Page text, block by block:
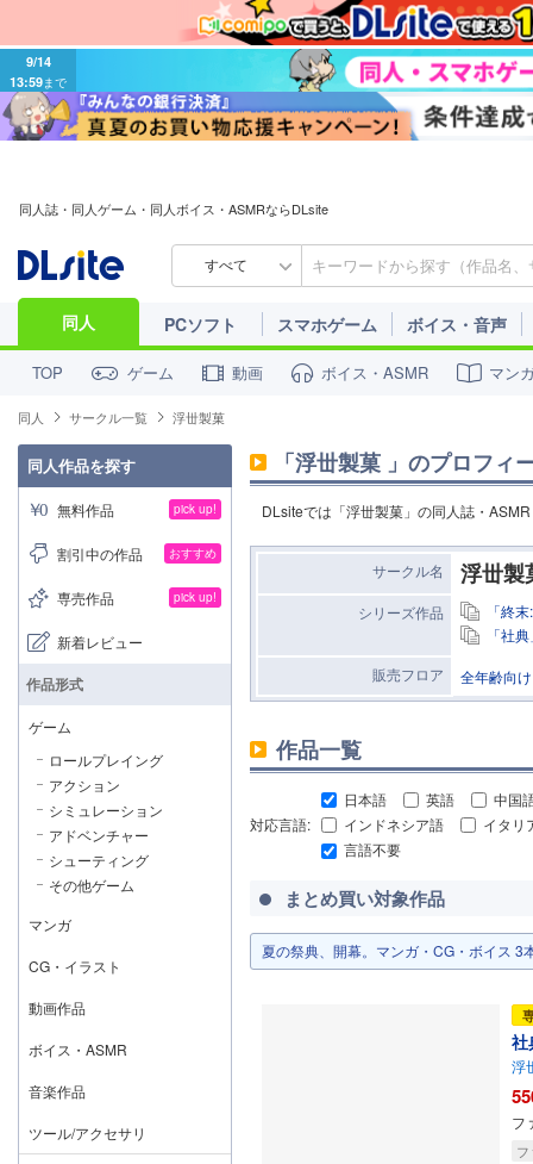
9/14
13:59まで
同人誌・同人ゲーム・同人ボイス・ASMRならDLsite
すべて
同人 PCソフト スマホゲーム ボイス・音声
TOP ゲーム 動画 ボイス・ASMR マン
同人 サークル一覧 浮丗製菓
「浮丗製菓 」のプロフィ
DLsiteでは「浮丗製菓」の同人誌・
サークル名 浮丗製
シリーズ作品
「終
「社
販売フロア
全年齢向け
作品一覧
対応言語:
日本語 英語
中国
インドネシア語
イタリ
言語不要
まとめ買い対象作品
夏の祭典、開幕。マンガ・CG・ボイス
社
浮
フ
同人作品を探す
無料作品 pick up!
割引中の作品 おすすめ
専売作品 pick up!
新着レビュー
作品形式
ゲーム
ロールプレイング
アクション
シミュレーション
アドベンチャー
シューティング
その他ゲーム
マンガ
CG・イラスト
動画作品
ボイス・ASMR
音楽作品
ツール/アクセサリ